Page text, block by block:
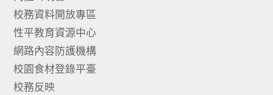
校務資料開放專區
性平教育資源中心
網路內容防護機構
校園食材登錄平臺
校務反映